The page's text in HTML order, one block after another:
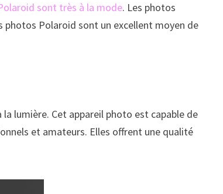
sont très à la mode. Les photos
Polaroid sont un excellent moyen de
lumière. Cet appareil photo est capable de
et amateurs. Elles offrent une qualité